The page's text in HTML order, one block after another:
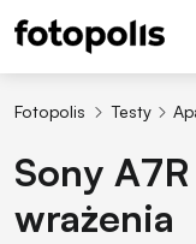
Fotopolis Testy
Sony
wrażenia